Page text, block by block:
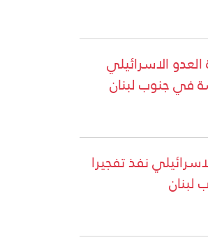
الاسرائيلي
في جنوب لبنان
نفذ تفجيرا
لبنان